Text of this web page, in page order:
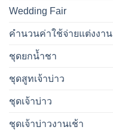
Wedding Fair
คำนวนค่าใช้จ่ายแต่งงาน
ชุดยกน้ำชา
ชุดสูทเจ้าบ่าว
ชุดเจ้าบ่าว
ชุดเจ้าบ่าวงานเช้า